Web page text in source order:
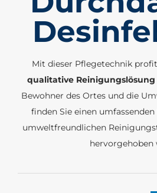
Mit dieser Pflegetechnik
qualitative Reinigungslösung
Bewohner des Ortes und die
finden Sie einen
umweltfreundlichen
hervorgehoben